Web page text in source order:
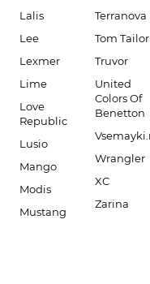
Lalis
Lee
Lexmer
Lime
Love
Republic
Lusio
Mango
Modis
Mustang
Terranova
Tom Tailor
Truvor
United
Colors Of
Benetton
Wrangler
XC
Zarina